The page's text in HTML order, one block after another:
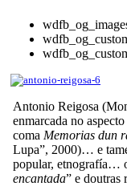
Antonio Reigosa
enmarcada no
coma Memorias dun
Lupa”, 2000)… e
popular, etnografía…
encantada” e doutras